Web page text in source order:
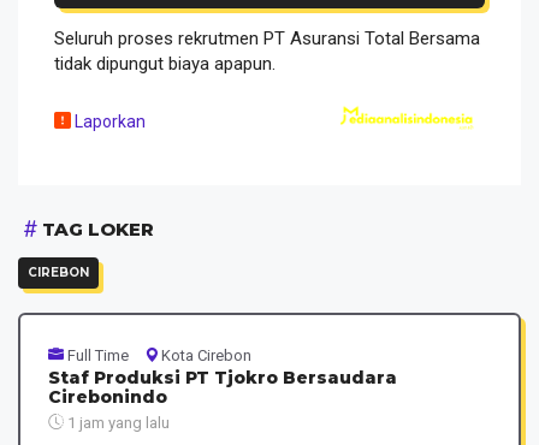
Seluruh proses rekrutmen PT Asuransi Total Bersama
tidak dipungut biaya apapun.
Laporkan
TAG LOKER
CIREBON
Full Time Kota Cirebon
Staf Produksi PT Tjokro Bersaudara
Cirebonindo
1 jam yang lalu